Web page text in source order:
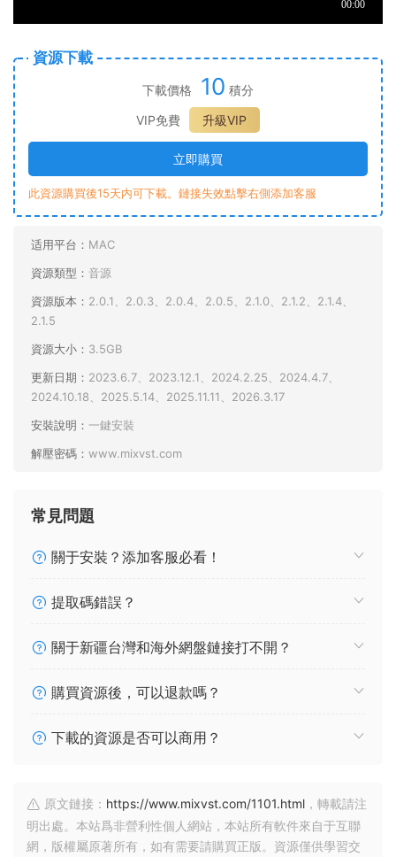
資源下載
下載價格 10 積分
VIP免費
升級VIP
立即購買
此資源購買後15天内可下載。鏈接失效點擊右側添加客服
适用平台： MAC
資源類型： 音源
資源版本： 2.0.1、2.0.3、2.0.4、2.0.5、2.1.0、2.1.2、2.1.4、
2.1.5
資源大小： 3.5GB
更新日期： 2023.6.7、2023.12.1、2024.2.25、2024.4.7、
2024.10.18、2025.5.14、2025.11.11、2026.3.17
安裝說明： 一鍵安裝
解壓密碼： www.mixvst.com
常見問題
關于安裝？添加客服必看！
提取碼錯誤？
關于新疆台灣和海外網盤鏈接打不開？
購買資源後，可以退款嗎？
下載的資源是否可以商用？
原文鏈接： https://www.mixvst.com/1101.html ，轉載請注
明出處。本站爲非營利性個人網站，本站所有軟件來自于互聯
網，版權屬原著所有，如有需要請購買正版。資源僅供學習交